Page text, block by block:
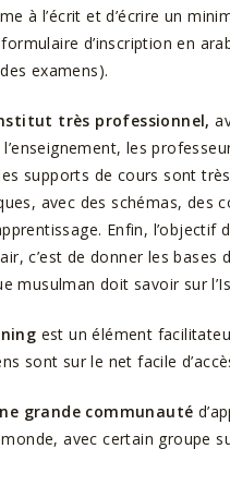
à l’écrit et d’écrire un
d’inscription en
examens).
très professionnel,
les
supports de cours sont
avec des schémas, des
Enfin, l’objectif
c’est de donner les bases
musulman doit savoir sur
est un élément
sont sur le net facile
grande communauté
avec certain groupe